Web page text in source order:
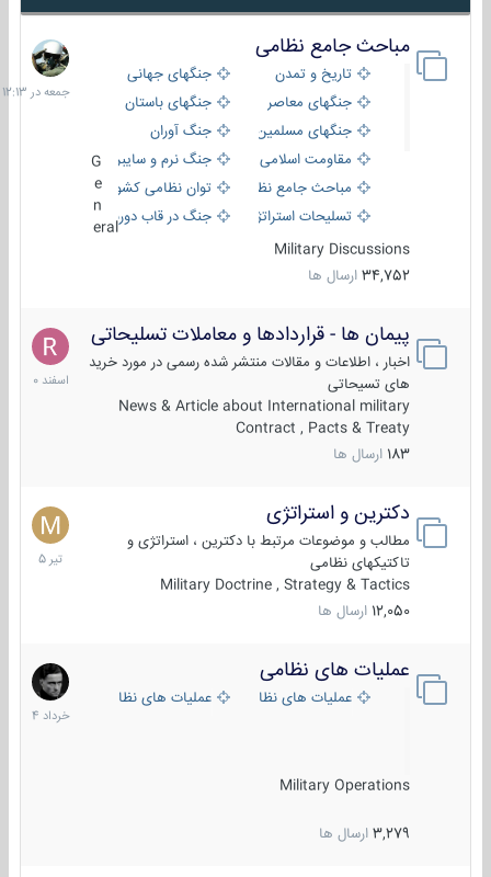
مباحث جامع نظامی
تاریخ و تمدن
جنگهای جهانی
جنگهای معاصر
جنگهای باستان
جنگهای مسلمین
جنگ آوران
مقاومت اسلامی
جنگ نرم و سایبری
مباحث جامع نظامی
توان نظامی کشورها
تسلیحات استراتژیک
جنگ در قاب دوربین
eral
Military Discussions
34,752 ارسال ها
جمعه
در
12:13
پیمان ها - قراردادها و معاملات تسلیحاتی
اخبار ، اطلاعات و مقالات منتشر شده رسمی در مورد خرید
های تسیحاتی
News & Article about International military
Contract , Pacts & Treaty
183 ارسال ها
7
اسفند
1400
دکترین و استراتژی
مطالب و موضوعات مرتبط با دکترین ، استراتژی و
تاکتیکهای نظامی
Military Doctrine , Strategy & Tactics
12,050 ارسال ها
27
تیر
1405
عملیات های نظامی
عملیات های نظامی ایرانعملیات های نظامی خارجی
Military Operations
3,279 ارسال ها
5
خرداد
1404